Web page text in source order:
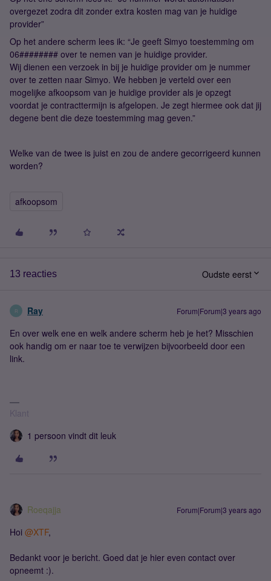
overgezet zodra dit zonder extra kosten mag van je huidige
provider”
Op het andere scherm lees ik: “Je geeft Simyo toestemming om
06######## over te nemen van je huidige provider.
Wij dienen een verzoek in bij je huidige provider om je nummer
over te zetten naar Simyo. We hebben je verteld over een
mogelijke afkoopsom van je huidige provider als je opzegt
voordat je contracttermijn is afgelopen. Je zegt hiermee ook dat jij
degene bent die deze toestemming mag geven.”
Welke van de twee is juist en zou de andere gecorrigeerd kunnen
worden?
afkoopsom
13 reacties Oudste eerst
R Ray Forum|Forum|3 years ago
En over welk ene en welk andere scherm heb je het? Misschien
ook handig om er naar toe te verwijzen bijvoorbeeld door een
link.
Klant
1 persoon vindt dit leuk
Roeqajja Forum|Forum|3 years ago
Hoi @XTF,
Bedankt voor je bericht. Goed dat je hier even contact over
opneemt :).